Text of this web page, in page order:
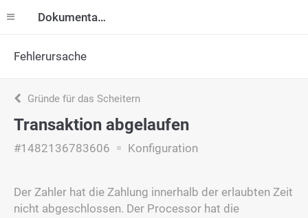
Dokumentation
Fehlerursache
Gründe für das Scheitern
Transaktion abgelaufen
#1482136783606 Konfiguration
Der Zahler hat die Zahlung innerhalb der erlaubten Zeit
nicht abgeschlossen. Der Processor hat die